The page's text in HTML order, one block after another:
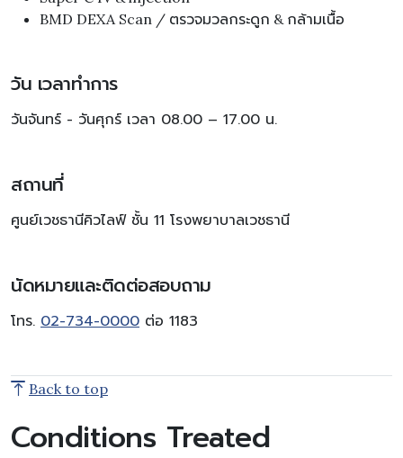
BMD DEXA Scan / ตรวจมวลกระดูก & กล้ามเนื้อ
วัน เวลาทำการ
วันจันทร์ - วันศุกร์ เวลา 08.00 – 17.00 น.
สถานที่
ศูนย์เวชธานีคิวไลฟ์ ชั้น 11 โรงพยาบาลเวชธานี
นัดหมายและติดต่อสอบถาม
โทร. 02-734-0000 ต่อ 1183
Back to top
Conditions Treated